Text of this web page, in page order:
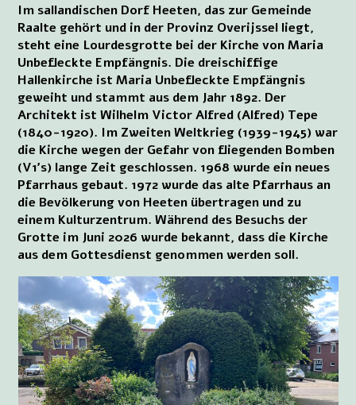
Im sallandischen Dorf Heeten, das zur Gemeinde
Raalte gehört und in der Provinz Overijssel liegt,
steht eine Lourdesgrotte bei der Kirche von Maria
Unbefleckte Empfängnis. Die dreischiffige
Hallenkirche ist Maria Unbefleckte Empfängnis
geweiht und stammt aus dem Jahr 1892. Der
Architekt ist Wilhelm Victor Alfred (Alfred) Tepe
(1840-1920). Im Zweiten Weltkrieg (1939-1945) war
die Kirche wegen der Gefahr von fliegenden Bomben
(V1’s) lange Zeit geschlossen. 1968 wurde ein neues
Pfarrhaus gebaut. 1972 wurde das alte Pfarrhaus an
die Bevölkerung von Heeten übertragen und zu
einem Kulturzentrum. Während des Besuchs der
Grotte im Juni 2026 wurde bekannt, dass die Kirche
aus dem Gottesdienst genommen werden soll.